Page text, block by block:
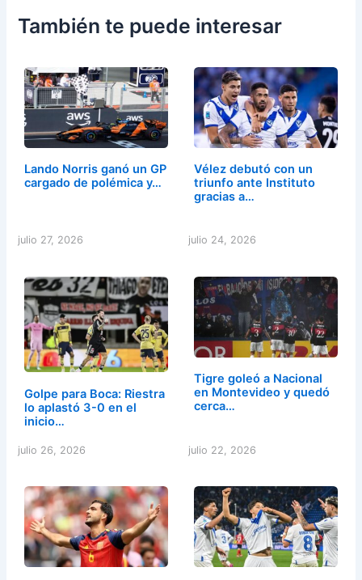
También te puede interesar
Lando Norris ganó un GP
cargado de polémica y…
julio 27, 2026
Vélez debutó con un
triunfo ante Instituto
gracias a…
julio 24, 2026
Golpe para Boca: Riestra
lo aplastó 3-0 en el
inicio…
julio 26, 2026
Tigre goleó a Nacional
en Montevideo y quedó
cerca…
julio 22, 2026